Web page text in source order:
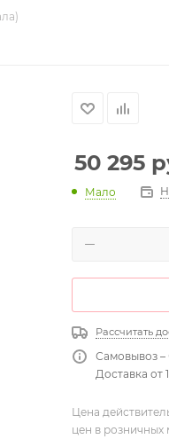
50 295
Мало
Рассчитать
Самовывоз –
Доставка от
Цена
цен в розничных